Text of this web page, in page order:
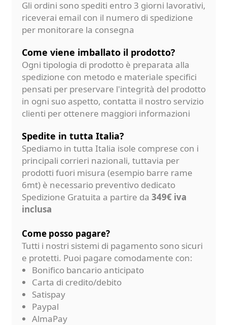
Gli ordini sono spediti entro 3 giorni lavorativi,
riceverai email con il numero di spedizione
per monitorare la consegna
Come viene imballato il prodotto?
Ogni tipologia di prodotto è preparata alla
spedizione con metodo e materiale specifici
pensati per preservare l'integrità del prodotto
in ogni suo aspetto, contatta il nostro servizio
clienti per ottenere maggiori informazioni
Spedite in tutta Italia?
Spediamo in tutta Italia isole comprese con i
principali corrieri nazionali, tuttavia per
prodotti fuori misura (esempio barre rame
6mt) è necessario preventivo dedicato
Spedizione Gratuita a partire da 349€ iva
inclusa
Come posso pagare?
Tutti i nostri sistemi di pagamento sono sicuri
e protetti. Puoi pagare comodamente con:
Bonifico bancario anticipato
Carta di credito/debito
Satispay
Paypal
AlmaPay